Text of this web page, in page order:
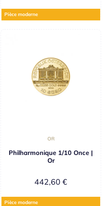
Pièce moderne
OR
Philharmonique 1/10 Once |
Or
442,60 €
Pièce moderne